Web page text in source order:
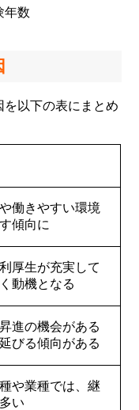
以下の表にまとめ
働きやすい環境
傾向に
厚生が充実して
動機となる
進の機会がある
びる傾向がある
や業種では、継
い